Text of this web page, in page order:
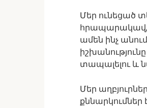
Մեր ունեցած
հրապարակավ,
ամեն ինչ
տապալելու և
Մեր
քննարկումներ